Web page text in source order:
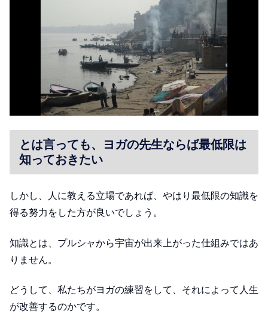
とは言っても、ヨガの先生ならば最低限は
知っておきたい
しかし、人に教える立場であれば、やはり最低限の知識を
得る努力をした方が良いでしょう。
知識とは、プルシャから宇宙が出来上がった仕組みではあ
りません。
どうして、私たちがヨガの練習をして、それによって人生
が改善するのかです。